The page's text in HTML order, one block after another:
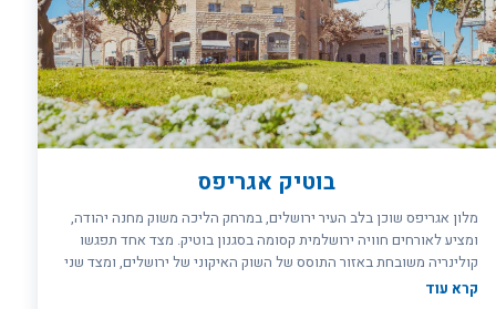
בוטיק אגריפס
מלון אגריפס שוכן בלב העיר ירושלים, במרחק הליכה משוק מחנה יהודה,
ומציע לאורחים חוויה ירושלמית קסומה בסגנון בוטיק. מצד אחד תפגשו
קולינריה משובחת באזור התוסס של השוק האיקוני של ירושלים, ומצד שני
סמטאות ציוריות מסקרנות. לצד אלה, אורחי המלון ייהנו משהות נעימה
קרא עוד